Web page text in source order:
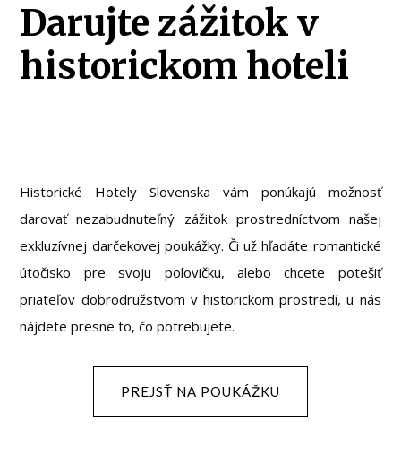
Darujte zážitok v
historickom hoteli
Historické Hotely Slovenska vám ponúkajú možnosť
darovať nezabudnuteľný zážitok prostredníctvom našej
exkluzívnej darčekovej poukážky. Či už hľadáte romantické
útočisko pre svoju polovičku, alebo chcete potešiť
priateľov dobrodružstvom v historickom prostredí, u nás
nájdete presne to, čo potrebujete.
PREJSŤ NA POUKÁŽKU